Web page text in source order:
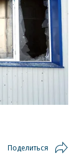
Поделиться